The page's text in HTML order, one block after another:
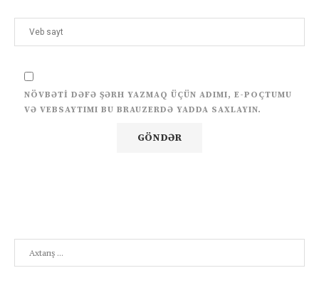
NÖVBƏTI DƏFƏ ŞƏRH YAZMAQ ÜÇÜN ADIMI, E-POÇTUMU
VƏ VEBSAYTIMI BU BRAUZERDƏ YADDA SAXLAYIN.